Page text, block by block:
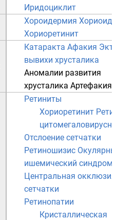
Иридоциклит
Хороидермия
Хориоретинит
Катаракта Афакия
вывихи хрусталика
Аномалии развития
хрусталика Артефакия
Ретиниты
Хориоретинит
Отслоение сетчатки
Ретиношизис
ишемический синдром
Центральная окклюзия
сетчатки
Ретинопатии
Кристаллическая